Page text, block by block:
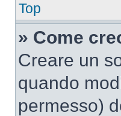
Top
» Come
Creare un
quando
permesso)